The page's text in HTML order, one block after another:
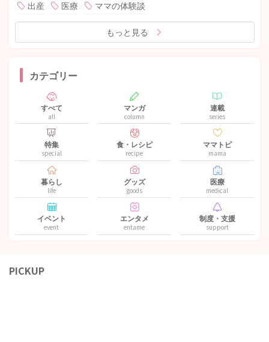
出産 医療 ママの体験談
もっと見る
カテゴリー
すべて
all
マンガ
column
連載
series
特集
special
食・レシピ
recipe
ママトピ
mama
暮らし
life
グッズ
goods
医療
medical
イベント
event
エンタメ
entame
制度・支援
support
PICKUP